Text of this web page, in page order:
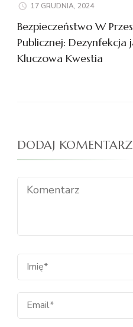
17 GRUDNIA, 2024
Bezpieczeństwo W
Publicznej: Dezynfekcja
Kluczowa Kwestia
DODAJ KOMENTARZ